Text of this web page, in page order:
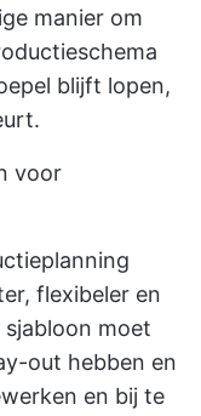
manier om
blijft lopen,
voor
flexibeler en
moet
out hebben en
en bij te